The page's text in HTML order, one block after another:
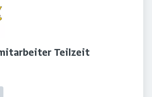
Teilzeit